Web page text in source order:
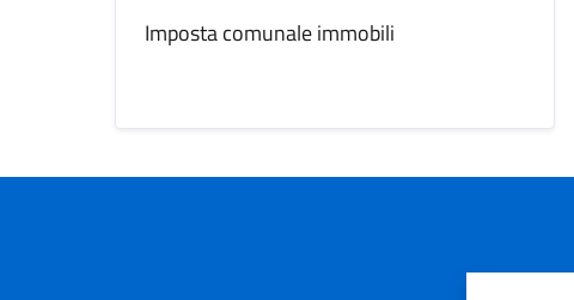
Imposta comunale immobili